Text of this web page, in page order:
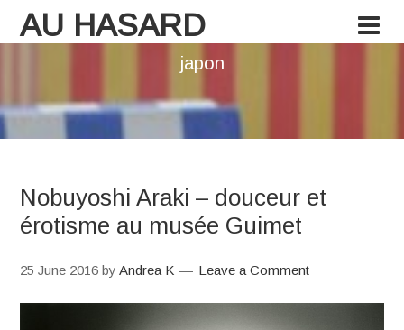
AU HASARD
japon
Nobuyoshi Araki – douceur et
érotisme au musée Guimet
25 June 2016 byAndrea K Leave a Comment